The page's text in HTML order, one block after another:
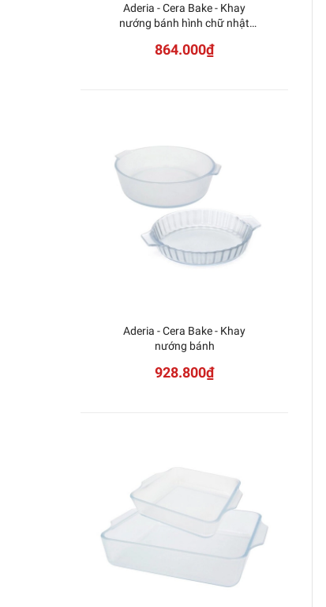
Aderia - Cera Bake - Khay
nướng bánh hình chữ nhật
864.000₫
Aderia - Cera Bake - Khay
nướng bánh
928.800₫